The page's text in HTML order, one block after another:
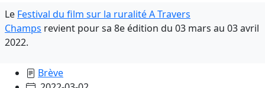
Le Festival du film sur la ruralité A Travers
Champs revient pour sa 8e édition du 03 mars au 03 avril
2022.
Brève